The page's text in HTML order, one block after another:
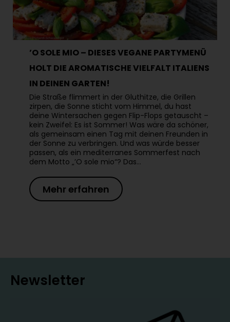
’O SOLE MIO – DIESES VEGANE PARTYMENÜ
HOLT DIE AROMATISCHE VIELFALT ITALIENS
IN DEINEN GARTEN!
Die Straße flimmert in der Gluthitze, die Grillen
zirpen, die Sonne sticht vom Himmel, du hast
deine Wintersachen gegen Flip-Flops getauscht –
kein Zweifel: Es ist Sommer! Was wäre da schöner,
als gemeinsam einen Tag mit deinen Freunden in
der Sonne zu verbringen. Und was würde besser
passen, als ein mediterranes Sommerfest nach
dem Motto „’O sole mio“? Das…
Mehr erfahren
Newsletter